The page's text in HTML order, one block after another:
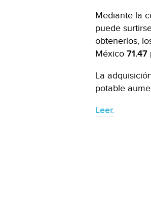
Mediante la
puede
obtenerlos,
México
La
potable
Leer.